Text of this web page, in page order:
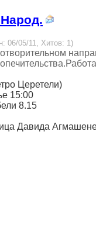
06/05/11, Хитов: 1)
Церетели)
15:00
8.15
Давида